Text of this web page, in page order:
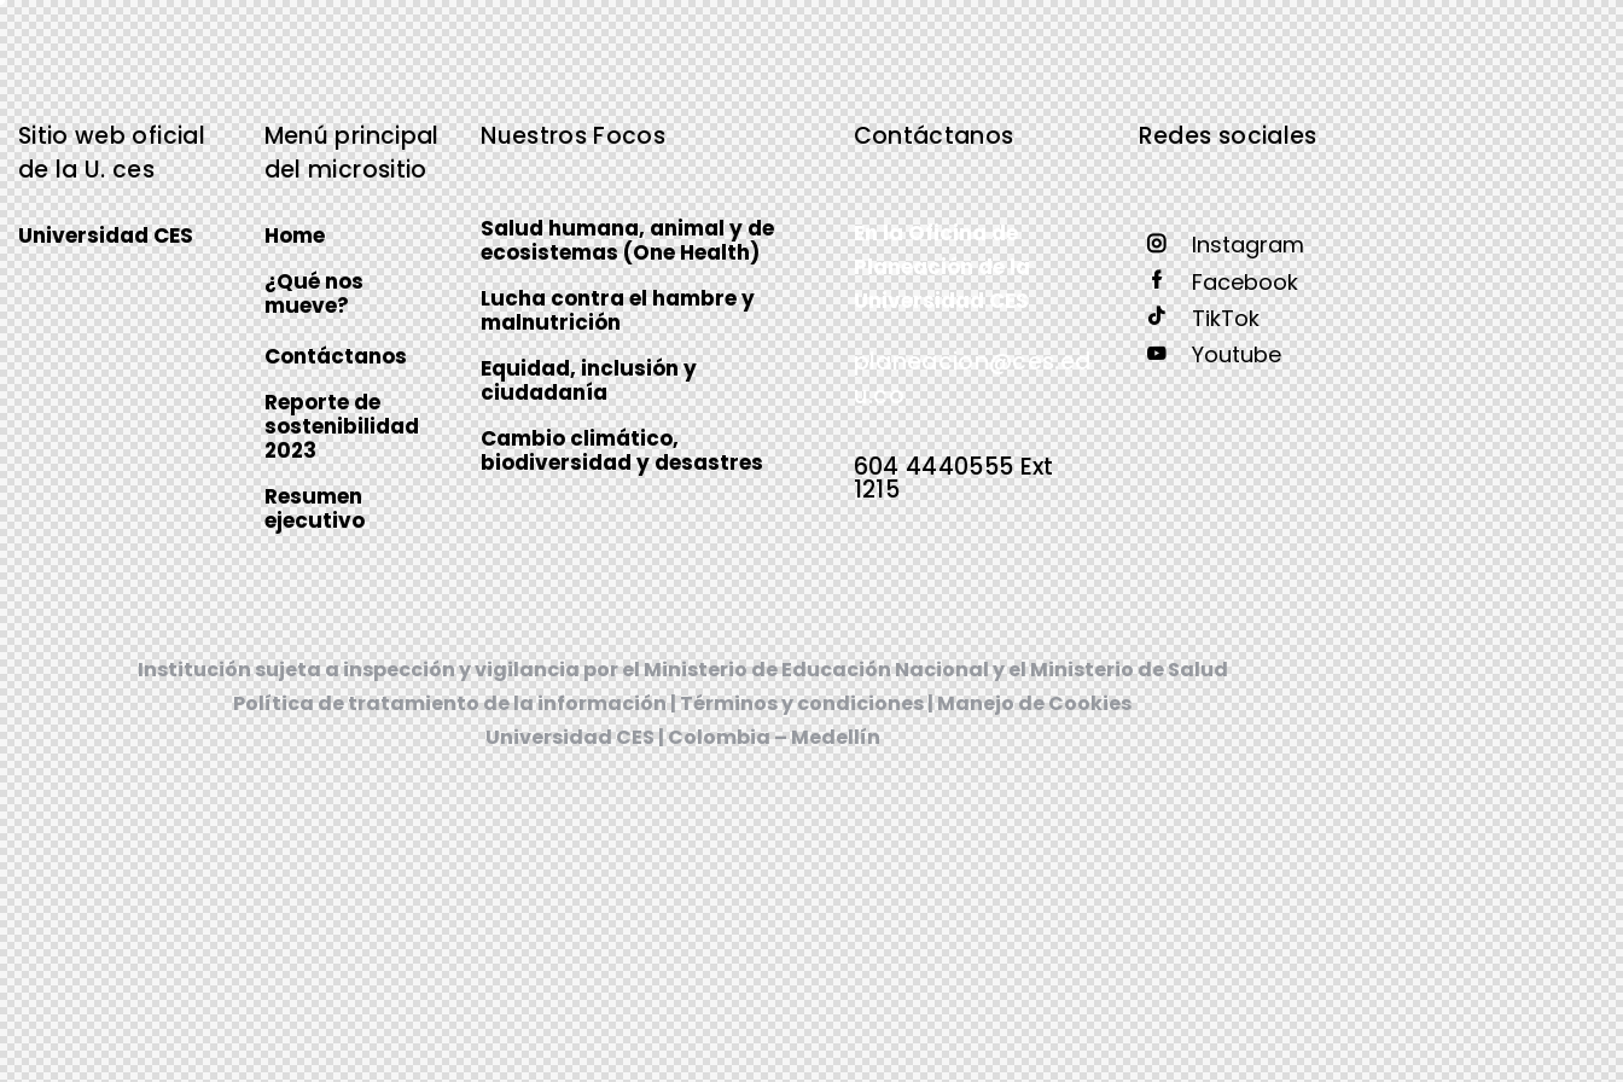
Sitio web oficial
de la U. ces
Universidad CES
Menú principal
del micrositio
Home
¿Qué nos
mueve?
Contáctanos
Reporte de
sostenibilidad
2023
Resumen
ejecutivo
Nuestros Focos
Salud humana, animal y de
ecosistemas (One Health)
Lucha contra el hambre y
malnutrición
Equidad, inclusión y
ciudadanía
Cambio climático,
biodiversidad y desastres
Contáctanos
En la Oficina de
Planeación de la
Universidad CES
planeacion@ces.ed
u.co
604 4440555 Ext
1215
Redes sociales
Instagram
Facebook
TikTok
Youtube
Institución sujeta a inspección y vigilancia por elMinisterio de Educación Nacionaly elMinisterio de Salud
Política de tratamiento de la información|Términos y condiciones|Manejo de Cookies
Universidad CES | Colombia – Medellín